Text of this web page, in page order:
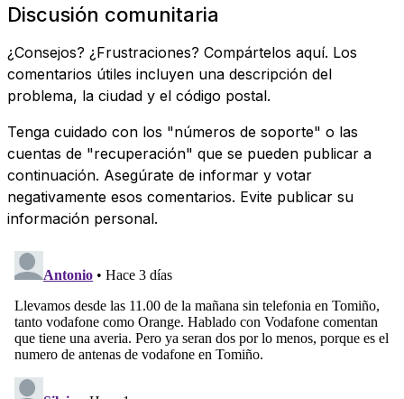
Discusión comunitaria
¿Consejos? ¿Frustraciones? Compártelos aquí. Los
comentarios útiles incluyen una descripción del
problema, la ciudad y el código postal.
Tenga cuidado con los "números de soporte" o las
cuentas de "recuperación" que se pueden publicar a
continuación. Asegúrate de informar y votar
negativamente esos comentarios. Evite publicar su
información personal.